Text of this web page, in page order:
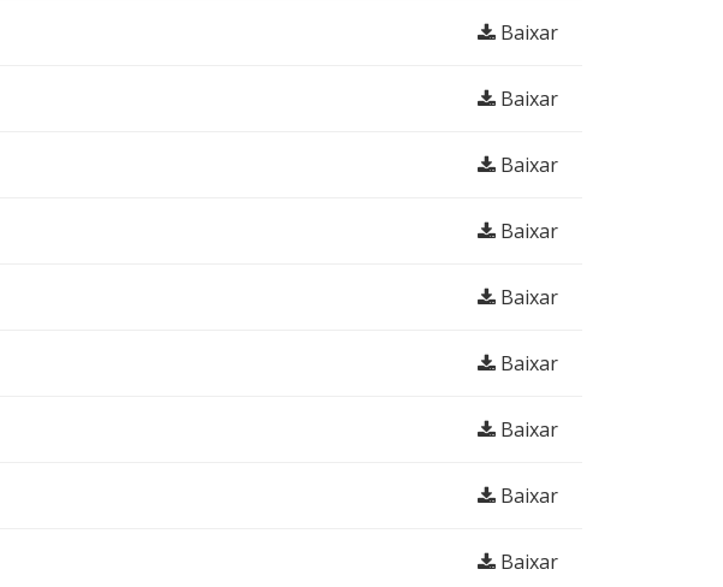
Baixar
Baixar
Baixar
Baixar
Baixar
Baixar
Baixar
Baixar
Baixar